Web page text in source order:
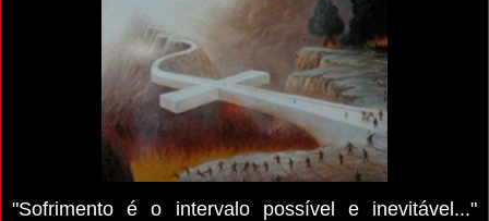
"Sofrimento é o intervalo possível e inevitável..."